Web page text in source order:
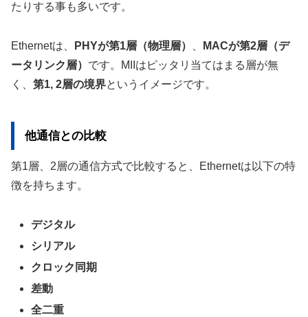
たりする事も多いです。
Ethernetは、 PHYが第1層（物理層）
MACが第2層（デ
ータリンク層） です。MIIはピッタリ当てはまる層が無
く、 第1, 2層の境界というイメージです。
他通信との比較
第1層、2層の通信方式で比較すると、Ethernetは以下の特
徴を持ちます。
デジタル
シリアル
クロック同期
差動
全二重